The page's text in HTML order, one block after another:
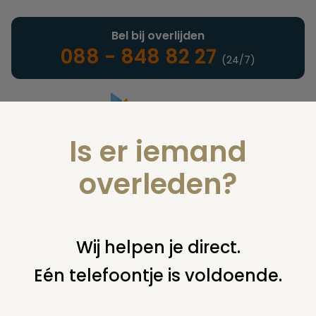
Landelijke uitvaartonderneming
Bel bij overlijden
088 - 848 82 27 (24/7)
U bent hier: home nieuws & agenda nieuws zoektocht
Is er iemand
overleden?
Wij helpen je direct.
Eén telefoontje is voldoende.